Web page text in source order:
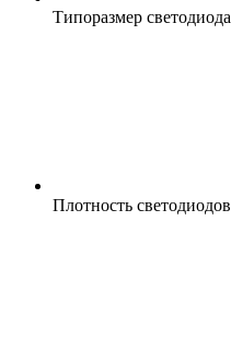
Типоразмер светодиода
Плотность светодиодов